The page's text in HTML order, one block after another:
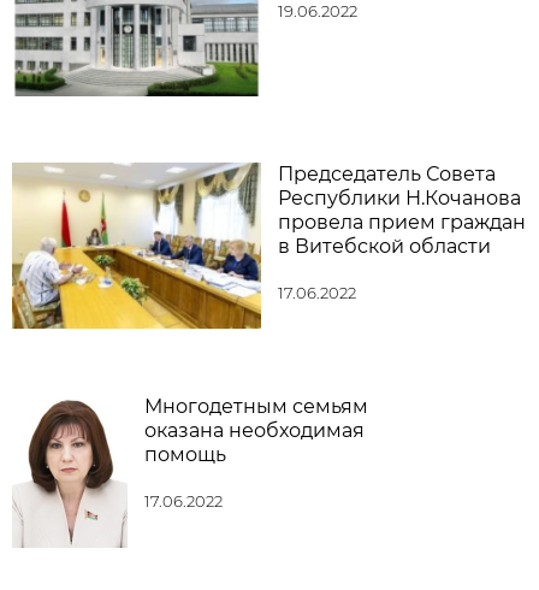
19.06.2022
Председатель Совета
Республики Н.Кочанова
провела прием граждан
в Витебской области
17.06.2022
Многодетным семьям
оказана необходимая
помощь
17.06.2022